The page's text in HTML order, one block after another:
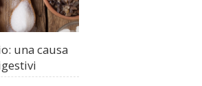
una causa